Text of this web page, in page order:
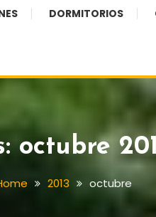
DORMITORIOS
octubre
2013 octubre